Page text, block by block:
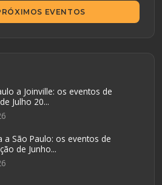
EVENTOS
a Joinville: os eventos de
Julho 20...
a São Paulo: os eventos de
de Junho...